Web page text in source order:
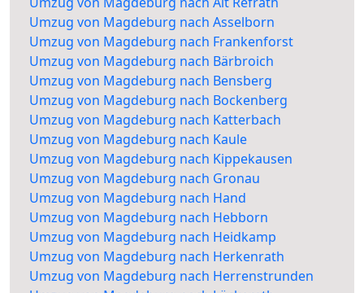
Umzug von Magdeburg nach Asselborn
Umzug von Magdeburg nach Frankenforst
Umzug von Magdeburg nach Bärbroich
Umzug von Magdeburg nach Bensberg
Umzug von Magdeburg nach Bockenberg
Umzug von Magdeburg nach Katterbach
Umzug von Magdeburg nach Kaule
Umzug von Magdeburg nach Kippekausen
Umzug von Magdeburg nach Gronau
Umzug von Magdeburg nach Hand
Umzug von Magdeburg nach Hebborn
Umzug von Magdeburg nach Heidkamp
Umzug von Magdeburg nach Herkenrath
Umzug von Magdeburg nach Herrenstrunden